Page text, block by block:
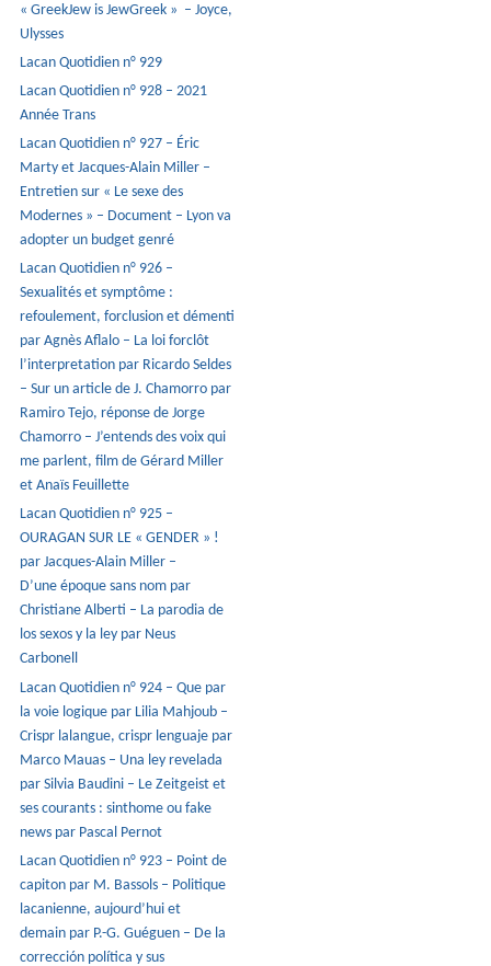
« GreekJew is JewGreek » – Joyce,
Ulysses
Lacan Quotidien n° 929
Lacan Quotidien n° 928 – 2021
Année Trans
Lacan Quotidien n° 927 – Éric
Marty et Jacques-Alain Miller –
Entretien sur « Le sexe des
Modernes » – Document – Lyon va
adopter un budget genré
Lacan Quotidien n° 926 –
Sexualités et symptôme :
refoulement, forclusion et démenti
par Agnès Aflalo – La loi forclôt
l’interpretation par Ricardo Seldes
– Sur un article de J. Chamorro par
Ramiro Tejo, réponse de Jorge
Chamorro – J’entends des voix qui
me parlent, film de Gérard Miller
et Anaïs Feuillette
Lacan Quotidien n° 925 –
OURAGAN SUR LE « GENDER » !
par Jacques-Alain Miller –
D’une époque sans nom par
Christiane Alberti – La parodia de
los sexos y la ley par Neus
Carbonell
Lacan Quotidien n° 924 – Que par
la voie logique par Lilia Mahjoub –
Crispr lalangue, crispr lenguaje par
Marco Mauas – Una ley revelada
par Silvia Baudini – Le Zeitgeist et
ses courants : sinthome ou fake
news par Pascal Pernot
Lacan Quotidien n° 923 – Point de
capiton par M. Bassols – Politique
lacanienne, aujourd’hui et
demain par P.-G. Guéguen – De la
corrección política y sus